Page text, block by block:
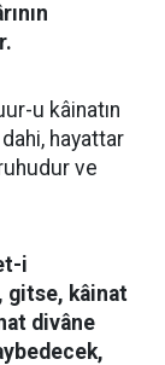
u kâinatın
dahi, hayattar
ve
i
gitse, kâinat
divâne